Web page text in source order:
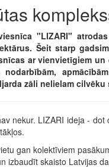
"LIZARI"
Šeit starp
ar vienvietīgiem
zāli nelielam cilvēku
nekur. LIZARI ideja -
gan kolektīviem
izbaudīt skaisto Latvijas